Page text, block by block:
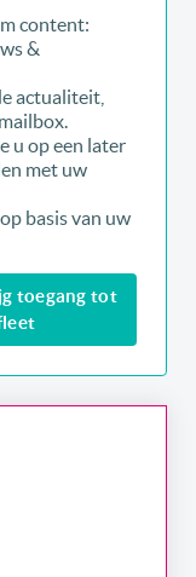
content:
&
actualiteit,
u op een later
met uw
basis van uw
toegang tot